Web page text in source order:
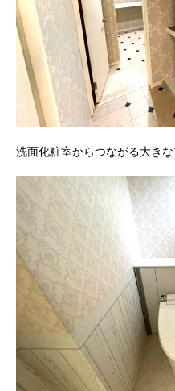
洗面化粧室からつながる大き